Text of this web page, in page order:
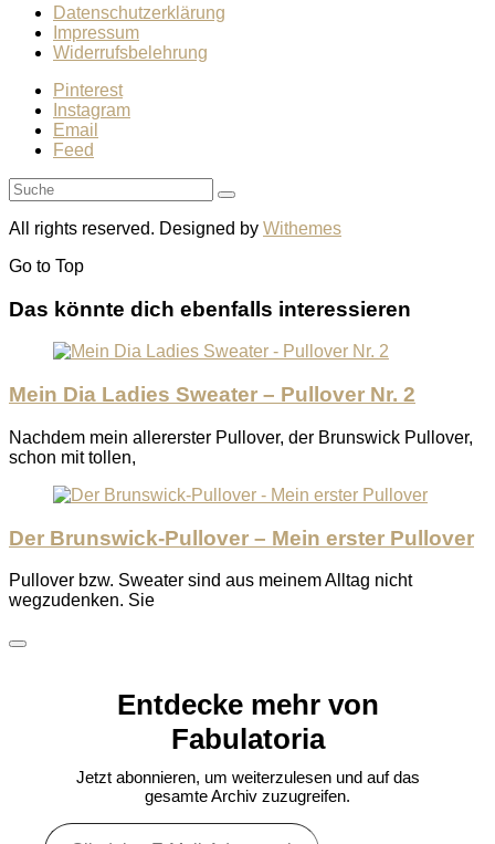
Datenschutzerklärung
Impressum
Widerrufsbelehrung
Pinterest
Instagram
Email
Feed
All rights reserved. Designed by Withemes
Go to Top
Das könnte dich ebenfalls interessieren
Mein Dia Ladies Sweater – Pullover Nr. 2
Nachdem mein allererster Pullover, der Brunswick Pullover,
schon mit tollen,
Der Brunswick-Pullover – Mein erster Pullover
Pullover bzw. Sweater sind aus meinem Alltag nicht
wegzudenken. Sie
Entdecke mehr von
Fabulatoria
Jetzt abonnieren, um weiterzulesen und auf das
gesamte Archiv zuzugreifen.
Gib